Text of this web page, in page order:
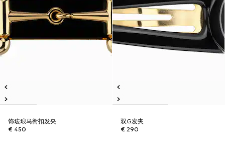
饰珐琅马衔扣发夹
€ 450
双G发夹
€ 290